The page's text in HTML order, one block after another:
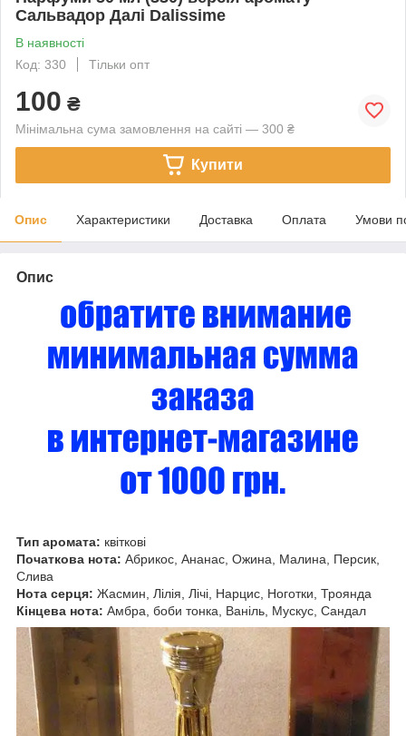
Сальвадор Далі Dalissime
В наявності
Код: 330
Тільки опт
100 ₴
Мінімальна сума замовлення на сайті — 300 ₴
Купити
Опис Характеристики Доставка Оплата Умови
Опис
Тип аромата: квіткові
Початкова нота: Абрикос, Ананас, Ожина, Малина, Персик,
Слива
Нота серця: Жасмин, Лілія, Лічі, Нарцис, Ноготки, Троянда
Кінцева нота: Амбра, боби тонка, Ваніль, Мускус, Сандал